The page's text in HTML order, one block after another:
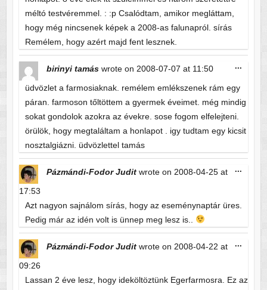
méltó testvéremmel. : :p Csalódtam, amikor megláttam,
hogy még nincsenek képek a 2008-as falunapról. sírás
Remélem, hogy azért majd fent lesznek.
birinyi tamás wrote on 2008-07-07 at 11:50
üdvözlet a farmosiaknak. remélem emlékszenek rám egy
páran. farmoson tőltöttem a gyermek éveimet. még mindig
sokat gondolok azokra az évekre. sose fogom elfelejteni.
örülök, hogy megtaláltam a honlapot . igy tudtam egy kicsit
nosztalgiázni. üdvözlettel tamás
...
Pázmándi-Fodor Judit wrote on 2008-04-25 at
17:53
Azt nagyon sajnálom sírás, hogy az eseménynaptár üres.
Pedig már az idén volt is ünnep meg lesz is..
...
Pázmándi-Fodor Judit wrote on 2008-04-22 at
09:26
Lassan 2 éve lesz, hogy ideköltöztünk Egerfarmosra. Ez az
...